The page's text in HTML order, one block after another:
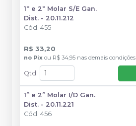
1º e 2º Molar S/E Gan.
Dist. - 20.11.212
Cód. 455
R$ 33,20
no Pix ou R$ 34,95 nas demais condições
Qtd :
1º e 2º Molar I/D Gan.
Dist. - 20.11.221
Cód. 456